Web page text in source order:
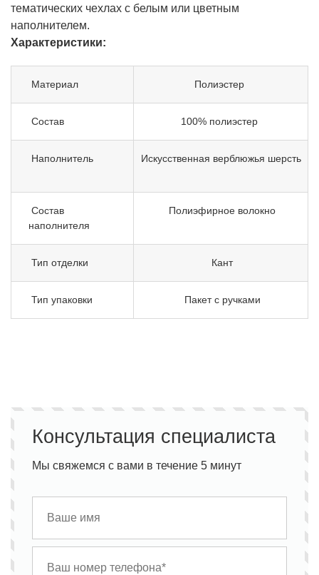
тематических чехлах с белым или цветным
наполнителем.
Характеристики:
Материал Полиэстер
Состав 100% полиэстер
Наполнитель Искусственная верблюжья шерсть
Состав
наполнителя
Полиэфирное волокно
Тип отделки Кант
Тип упаковки Пакет с ручками
Консультация специалиста
Мы свяжемся с вами в течение 5 минут